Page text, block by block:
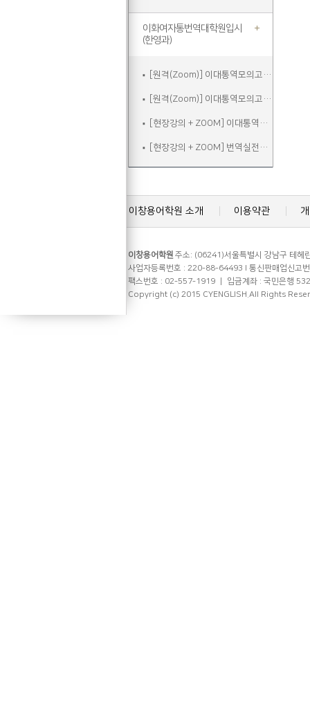
이화여자통번역대학원입시
(한영과)
[원격(Zoom)] 이대통역모의고사A
[원격(Zoom)] 이대통역모의고사B
[현장강의 + ZOOM] 이대통역실전
[현장강의 + ZOOM] 번역실전주말
이창용어학원 소개 이용약관
이창용어학원 주소: (06241)서울특별시 강남구 테헤
사업자등록번호 : 220-88-64493 l 통신판매업신고
팩스번호 : 02-557-1919 ㅣ 입금계좌 : 국민은행
Copyright (c) 2015 CYENGLISH.All Rights